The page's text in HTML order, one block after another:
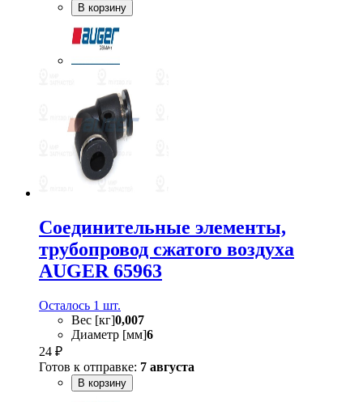
В корзину
Соединительные элементы,
трубопровод сжатого воздуха
AUGER 65963
Осталось 1 шт.
Вес [кг]0,007
Диаметр [мм]6
24 ₽
Готов к отправке: 7 августа
В корзину